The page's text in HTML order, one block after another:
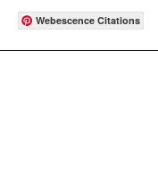
Webescence Citations